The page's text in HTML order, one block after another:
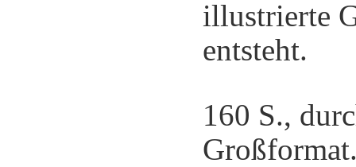
illustrierte
entsteht.
160 S.,